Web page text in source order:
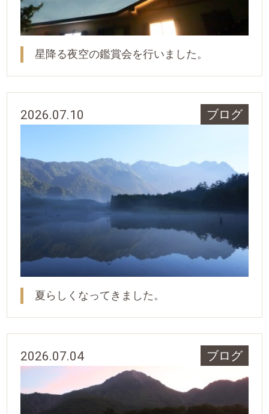
星降る夜空の鑑賞会を行いました。
2026.07.10 ブログ
夏らしくなってきました。
2026.07.04 ブログ